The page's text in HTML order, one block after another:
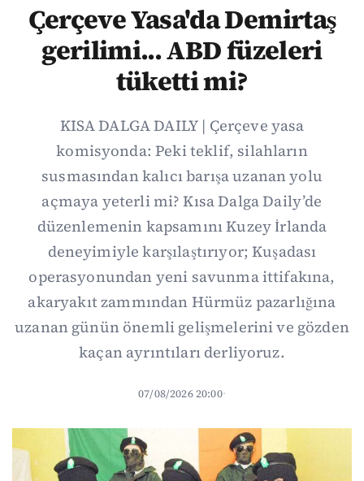
Çerçeve Yasa'da Demirtaş
gerilimi... ABD füzeleri
tüketti mi?
KISA DALGA DAILY | Çerçeve yasa
komisyonda: Peki teklif, silahların
susmasından kalıcı barışa uzanan yolu
açmaya yeterli mi? Kısa Dalga Daily’de
düzenlemenin kapsamını Kuzey İrlanda
deneyimiyle karşılaştırıyor; Kuşadası
operasyonundan yeni savunma ittifakına,
akaryakıt zammından Hürmüz pazarlığına
uzanan günün önemli gelişmelerini ve gözden
kaçan ayrıntıları derliyoruz.
07/08/2026 20:00·